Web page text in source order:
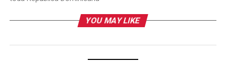
YOU MAY LIKE